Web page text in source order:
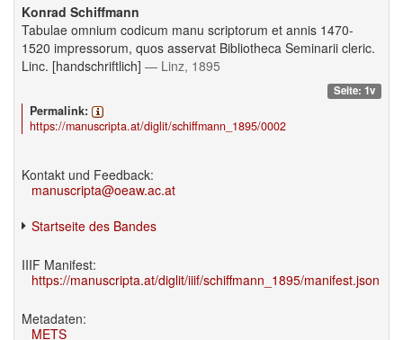
Konrad Schiffmann
Tabulae omnium codicum manu scriptorum et annis 1470-
1520 impressorum, quos asservat Bibliotheca Seminarii cleric.
Linc. [handschriftlich] — Linz, 1895
Seite: 1v
Permalink:
https://manuscripta.at/diglit/schiffmann_1895/0002
Kontakt und Feedback:
manuscripta@oeaw.ac.at
Startseite des Bandes
IIIF Manifest:
https://manuscripta.at/diglit/iiif/schiffmann_1895/manifest.json
Metadaten:
METS